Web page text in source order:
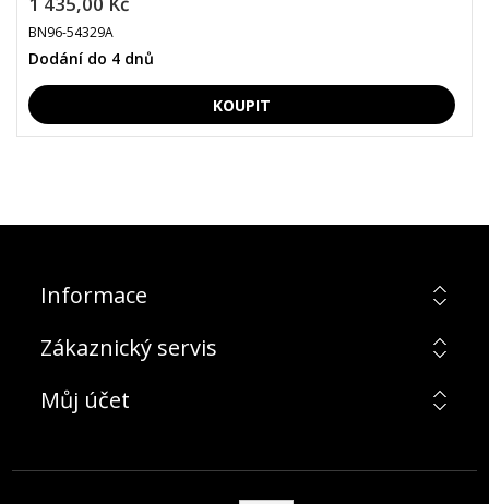
BN96-54329A
Dodání do 4 dnů
Informace
Zákaznický servis
Můj účet